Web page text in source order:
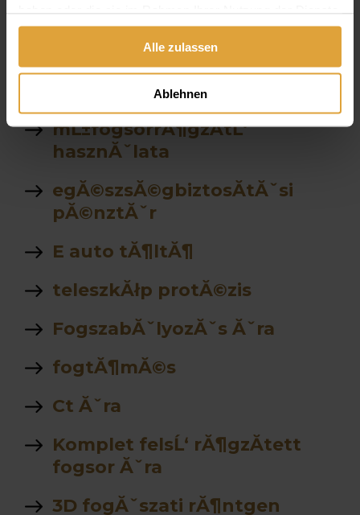
haben oder die sie im Rahmen Ihrer Nutzung der Dienste
gesammelt haben.
Alle zulassen
Ablehnen
allon
fogkĹ‘ eltĂˇvolitĂˇs Ăˇra
mĹ±fogsorrĂ¶gzĂ­tĹ‘
hasznĂˇlata
egĂ©szsĂ©gbiztosĂ­tĂˇsi
pĂ©nztĂˇr
E auto tĂ¶ltĂ¶
teleszkĂłp protĂ©zis
FogszabĂˇlyozĂˇs Ăˇra
fogtĂ¶mĂ©s
Ct Ăˇra
Komplet felsĹ‘ rĂ¶gzĂ­tett
fogsor Ăˇra
3D fogĂˇszati rĂ¶ntgen